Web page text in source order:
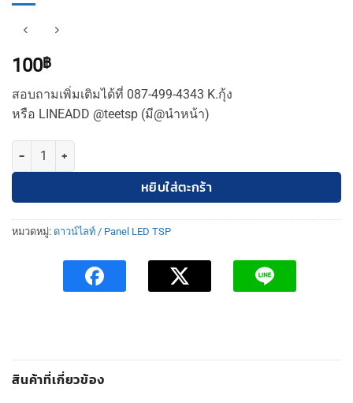
100฿
สอบถามเพิ่มเติมได้ที่ 087-499-4343 K.กุ้ง
หรือ LINEADD @teetsp (มี@นำหน้า)
จำนวน TSP โคมดาวไลท์ ฮาโลเจน 03 เงินขนแมว (TSP-003/SIL) ชิ้น
หยิบใส่ตะกร้า
หมวดหมู่: ดาวน์ไลท์ / Panel LED TSP
สินค้าที่เกี่ยวข้อง